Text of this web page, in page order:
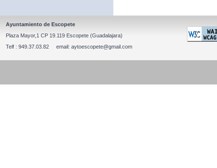
Ayuntamiento de Escopete
Plaza Mayor,1 CP 19.119 Escopete (Guadalajara)
Telf : 949.37.03.82 email: aytoescopete@gmail.com